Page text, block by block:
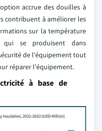
accrue des douilles à
contribuent à améliorer les
sur la température
qui se produisent dans
de l'équipement tout
réparer l'équipement.
à base de